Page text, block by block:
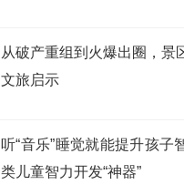
从破产重组到火爆出圈，景
文旅启示
听“音乐”睡觉就能提升孩子
类儿童智力开发“神器”